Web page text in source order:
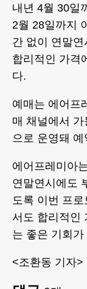
내년 4월 30일
2월 28일까지
간 없이 연말
합리적인 가격
다.
예매는 에어프
매 채널에서
으로 운영돼
에어프레미아
연말연시에도
도록 이번 프로
서도 합리적인
는 좋은 기회가
<조환동 기자>